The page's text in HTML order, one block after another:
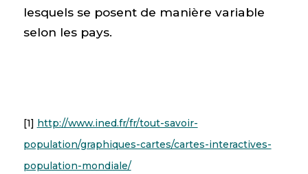
lesquels se posent de manière variable
selon les pays.
[1]
http://www.ined.fr/fr/tout-savoir-
population/graphiques-cartes/cartes-interactives-
population-mondiale/